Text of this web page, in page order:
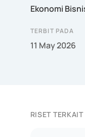
Ekonomi
TERBIT PADA
11 May 2026
RISET TERKAIT